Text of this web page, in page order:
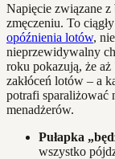
Napięcie związane
zmęczeniu. To
opóźnienia lotów,
nieprzewidywalny
roku pokazują, że
zakłóceń lotów – a
potrafi sparaliżować
menadżerów.
Pułapka
wszystko